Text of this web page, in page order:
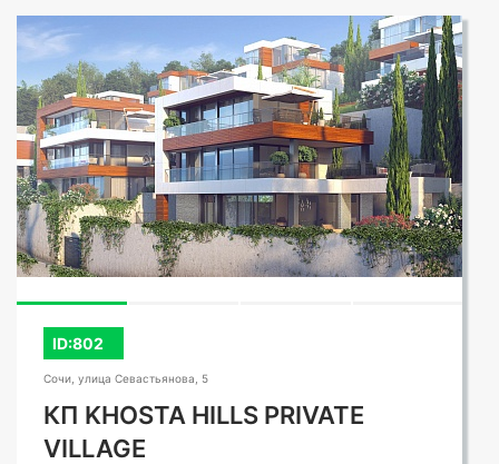
ID:802
Сочи, улица Севастьянова, 5
КП KHOSTA HILLS PRIVATE
VILLAGE